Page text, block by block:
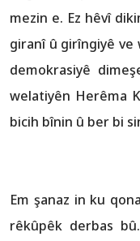
mezin e. Ez hêvî
giranî û girîngiyê
demokrasiyê
welatiyên Herêma
bicih bînin û ber bi
Em şanaz in ku
rêkûpêk derbas